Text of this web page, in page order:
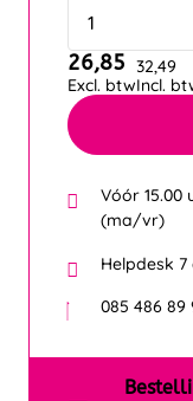
26,85
Excl. btw
32,49
Incl.
Vóór 15.00
(ma/vr)
Helpdesk
085 486